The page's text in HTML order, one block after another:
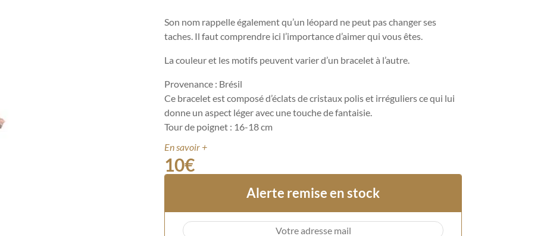
Son nom rappelle également qu’un léopard ne peut pas changer ses
taches. Il faut comprendre ici l’importance d’aimer qui vous êtes.
La couleur et les motifs peuvent varier d’un bracelet à l’autre.
Provenance : Brésil
Ce bracelet est composé d’éclats de cristaux polis et irréguliers ce qui lui
donne un aspect léger avec une touche de fantaisie.
Tour de poignet : 16-18 cm
En savoir +
10€
Alerte remise en stock